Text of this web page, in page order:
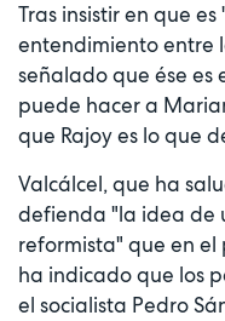
Tras insistir en que
entendimiento entre
señalado que ése es
puede hacer a
que Rajoy es lo que
Valcálcel, que ha
defienda "la idea de
reformista" que en el
ha indicado que los
el socialista Pedro